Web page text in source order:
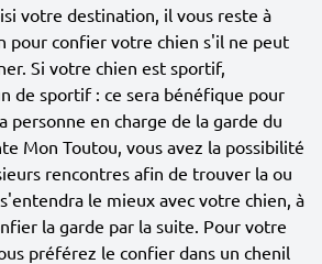
votre destination, il vous reste à
pour confier votre chien s'il ne peut
Si votre chien est sportif,
de sportif : ce sera bénéfique pour
personne en charge de la garde du
Mon Toutou, vous avez la possibilité
rencontres afin de trouver la ou
le mieux avec votre chien, à
la garde par la suite. Pour votre
préférez le confier dans un chenil